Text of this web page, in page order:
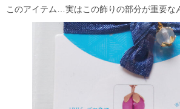
このアイテム…実はこの飾りの部分が重要な